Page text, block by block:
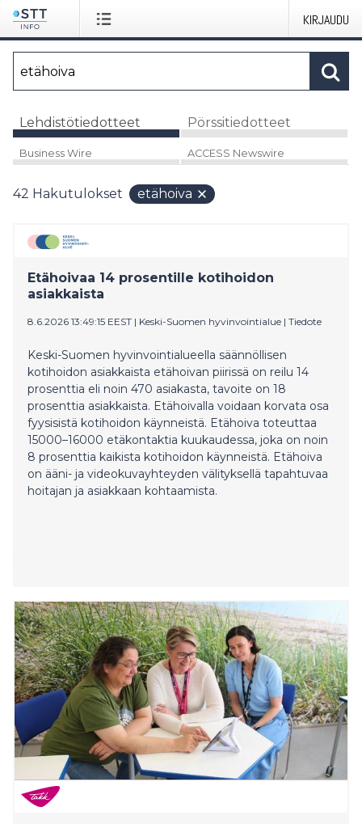
KIRJAUDU
Lehdistötiedotteet Pörssitiedotteet
Business Wire ACCESS Newswire
42 Hakutulokset etähoiva
Etähoivaa 14 prosentille kotihoidon
asiakkaista
8.6.2026 13:49:15 EEST | Keski-Suomen hyvinvointialue | Tiedote
Keski-Suomen hyvinvointialueella säännöllisen
kotihoidon asiakkaista etähoivan piirissä on reilu 14
prosenttia eli noin 470 asiakasta, tavoite on 18
prosenttia asiakkaista. Etähoivalla voidaan korvata osa
fyysisistä kotihoidon käynneistä. Etähoiva toteuttaa
15000–16000 etäkontaktia kuukaudessa, joka on noin
8 prosenttia kaikista kotihoidon käynneistä. Etähoiva
on ääni- ja videokuvayhteyden välityksellä tapahtuvaa
hoitajan ja asiakkaan kohtaamista.